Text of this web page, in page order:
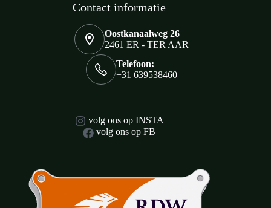
Contact informatie
Oostkanaalweg 26
2461 ER - TER AAR
Telefoon:
+31 639538460
volg ons op INSTA
volg ons op FB